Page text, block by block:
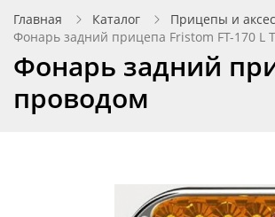
Главная Каталог Прицепы и
Фонарь задний прицепа Fristom FT-170 L
Фонарь задний
проводом